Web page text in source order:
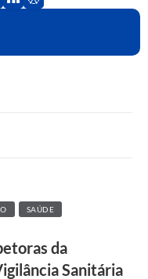
SAÚDE
da
Sanitária